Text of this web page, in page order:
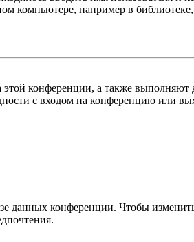
компьютере, например в
конференции, а также
с входом на конференцию или
данных конференции. Чтобы